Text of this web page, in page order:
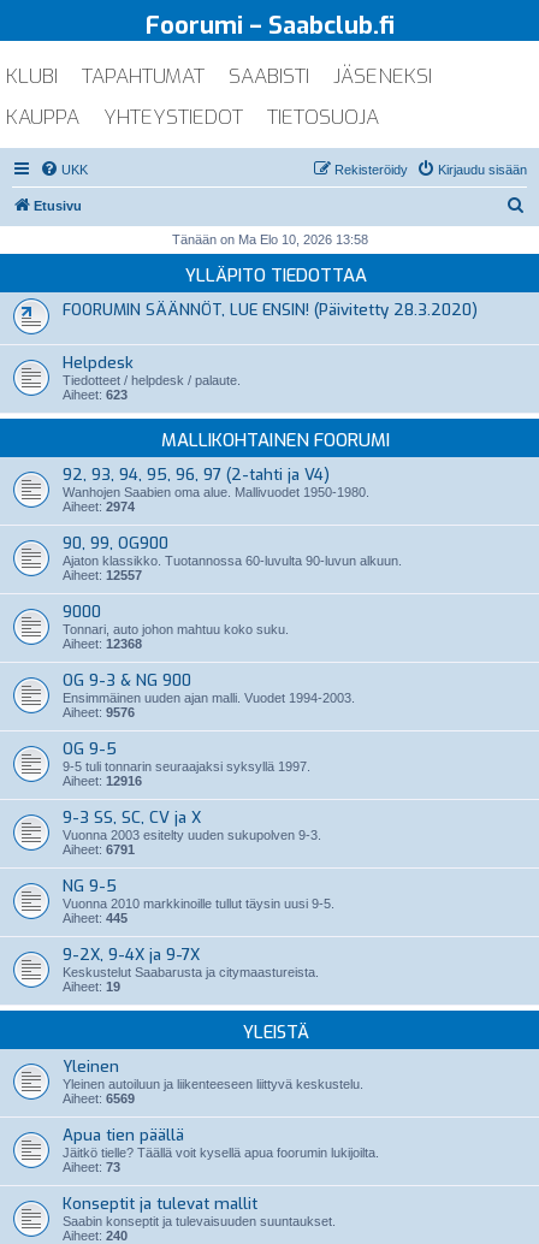
Foorumi – Saabclub.fi
KLUBI TAPAHTUMAT SAABISTI
JÄSENEKSI
KAUPPA
YHTEYSTIEDOT TIETOSUOJA
UKK Kirjaudu sisään
Rekisteröidy
Etusivu
i
Tänään on Ma Elo 10, 2026 13:58
YLLÄPITO TIEDOTTAA
FOORUMIN SÄÄNNÖT, LUE ENSIN! (Päivitetty 28.3.2020)
Helpdesk
Tiedotteet / helpdesk / palaute.
Aiheet: 623
MALLIKOHTAINEN FOORUMI
92, 93, 94, 95, 96, 97 (2-tahti ja V4)
Wanhojen Saabien oma alue. Mallivuodet 1950-1980.
Aiheet: 2974
90, 99, OG900
Ajaton klassikko. Tuotannossa 60-luvulta 90-luvun alkuun.
Aiheet: 12557
9000
Tonnari, auto johon mahtuu koko suku.
Aiheet: 12368
OG 9-3 & NG 900
Ensimmäinen uuden ajan malli. Vuodet 1994-2003.
Aiheet: 9576
OG 9-5
9-5 tuli tonnarin seuraajaksi syksyllä 1997.
Aiheet: 12916
9-3 SS, SC, CV ja X
Vuonna 2003 esitelty uuden sukupolven 9-3.
Aiheet: 6791
NG 9-5
Vuonna 2010 markkinoille tullut täysin uusi 9-5.
Aiheet: 445
9-2X, 9-4X ja 9-7X
Keskustelut Saabarusta ja citymaastureista.
Aiheet: 19
YLEISTÄ
Yleinen
Yleinen autoiluun ja liikenteeseen liittyvä keskustelu.
Aiheet: 6569
Apua tien päällä
Jäitkö tielle? Täällä voit kysellä apua foorumin lukijoilta.
Aiheet: 73
Konseptit ja tulevat mallit
Saabin konseptit ja tulevaisuuden suuntaukset.
Aiheet: 240